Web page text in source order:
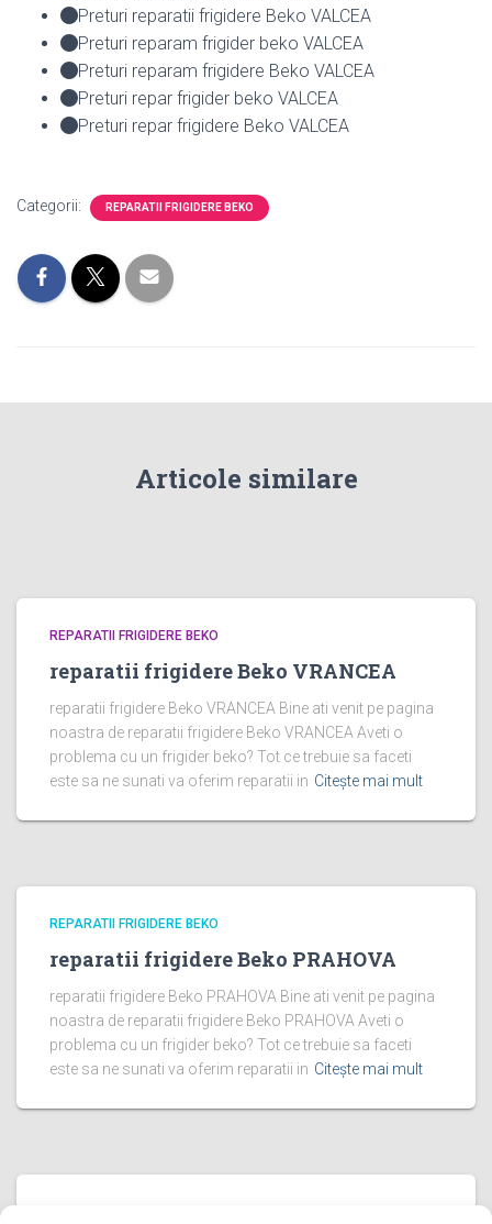
Preturi reparatii frigidere Beko VALCEA
Preturi reparam frigider beko VALCEA
Preturi reparam frigidere Beko VALCEA
Preturi repar frigider beko VALCEA
Preturi repar frigidere Beko VALCEA
Categorii: REPARATII FRIGIDERE BEKO
Articole similare
REPARATII FRIGIDERE BEKO
reparatii frigidere Beko VRANCEA
reparatii frigidere Beko VRANCEA Bine ati venit pe pagina
noastra de reparatii frigidere Beko VRANCEA Aveti o
problema cu un frigider beko? Tot ce trebuie sa faceti
este sa ne sunati va oferim reparatii in Citește mai mult
REPARATII FRIGIDERE BEKO
reparatii frigidere Beko PRAHOVA
reparatii frigidere Beko PRAHOVA Bine ati venit pe pagina
noastra de reparatii frigidere Beko PRAHOVA Aveti o
problema cu un frigider beko? Tot ce trebuie sa faceti
este sa ne sunati va oferim reparatii in Citește mai mult